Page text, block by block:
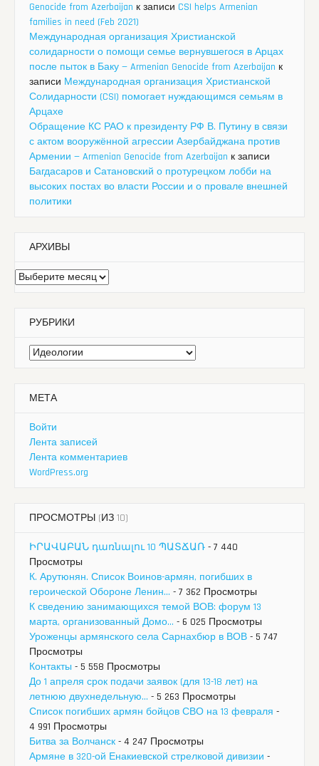
Genocide from Azerbaijan к записи CSI helps Armenian
families in need (Feb 2021)
Международная организация Христианской
солидарности о помощи семье вернувшегося в Арцах
после пыток в Баку — Armenian Genocide from Azerbaijan к
записи Международная организация Христианской
Солидарности (CSI) помогает нуждающимся семьям в
Арцахе
Обращение КС РАО к президенту РФ В. Путину в связи
с актом вооружённой агрессии Азербайджана против
Армении — Armenian Genocide from Azerbaijan к записи
Багдасаров и Сатановский о протурецком лобби на
высоких постах во власти России и о провале внешней
политики
АРХИВЫ
Архивы
РУБРИКИ
Рубрики
МЕТА
Войти
Лента записей
Лента комментариев
WordPress.org
ПРОСМОТРЫ (ИЗ 10)
ԻՐԱՎԱԲԱՆ դառնալու 10 ՊԱՏՃԱՌ - 7 440
Просмотры
К. Арутюнян. Список Воинов-армян, погибших в
героической Обороне Ленин... - 7 362 Просмотры
К сведению занимающихся темой ВОВ: форум 13
марта, организованный Домо... - 6 025 Просмотры
Уроженцы армянского села Сарнахбюр в ВОВ - 5 747
Просмотры
Контакты - 5 558 Просмотры
До 1 апреля срок подачи заявок (для 13-18 лет) на
летнюю двухнедельную... - 5 263 Просмотры
Список погибших армян бойцов СВО на 13 февраля -
4 991 Просмотры
Битва за Волчанск - 4 247 Просмотры
Армяне в 320-ой Енакиевской стрелковой дивизии -